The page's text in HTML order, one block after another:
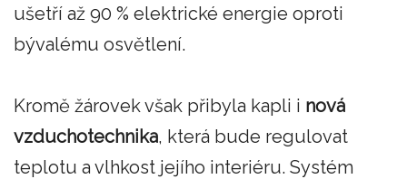
ušetří až 90 % elektrické energie oproti
bývalému osvětlení.
Kromě žárovek však přibyla kapli i nová
vzduchotechnika, která bude regulovat
teplotu a vlhkost jejího interiéru. Systém